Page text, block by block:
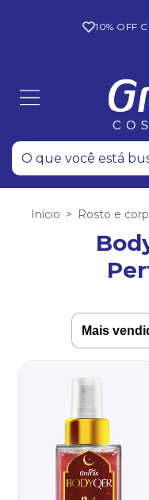
10% OFF
Início > Rosto e